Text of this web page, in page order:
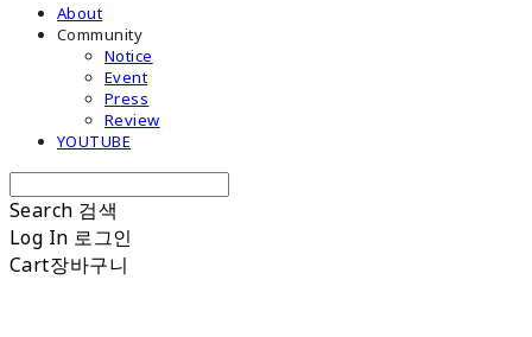
About
Community
Notice
Event
Press
Review
YOUTUBE
Search 검색
Log In 로그인
Cart장바구니